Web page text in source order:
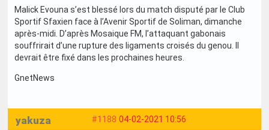
Malick Evouna s’est blessé lors du match disputé par le Club
Sportif Sfaxien face à l’Avenir Sportif de Soliman, dimanche
après-midi. D’après Mosaique FM, l’attaquant gabonais
souffrirait d’une rupture des ligaments croisés du genou. Il
devrait être fixé dans les prochaines heures.
GnetNews
#1188 04-02-2021 10:56
yakuza